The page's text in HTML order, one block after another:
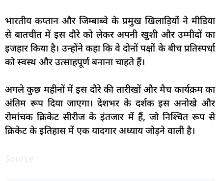
भारतीय कप्तान और जिम्बाब्वे के प्रमुख खिलाड़ियों ने मीडिया
से बातचीत में इस दौरे को लेकर अपनी खुशी और उम्मीदों का
इजहार किया है। उन्होंने कहा कि वे दोनों पक्षों के बीच प्रतिस्पर्धा
को स्वस्थ और उत्साहपूर्ण बनाना चाहते हैं।
अगले कुछ महीनों में इस दौरे की तारीखों और मैच कार्यक्रम का
अंतिम रूप दिया जाएगा। देशभर के दर्शक इस अनोखे और
रोमांचक क्रिकेट सीरीज के इंतजार में हैं, जो निश्चित रूप से
क्रिकेट के इतिहास में एक यादगार अध्याय जोड़ने वाली है।